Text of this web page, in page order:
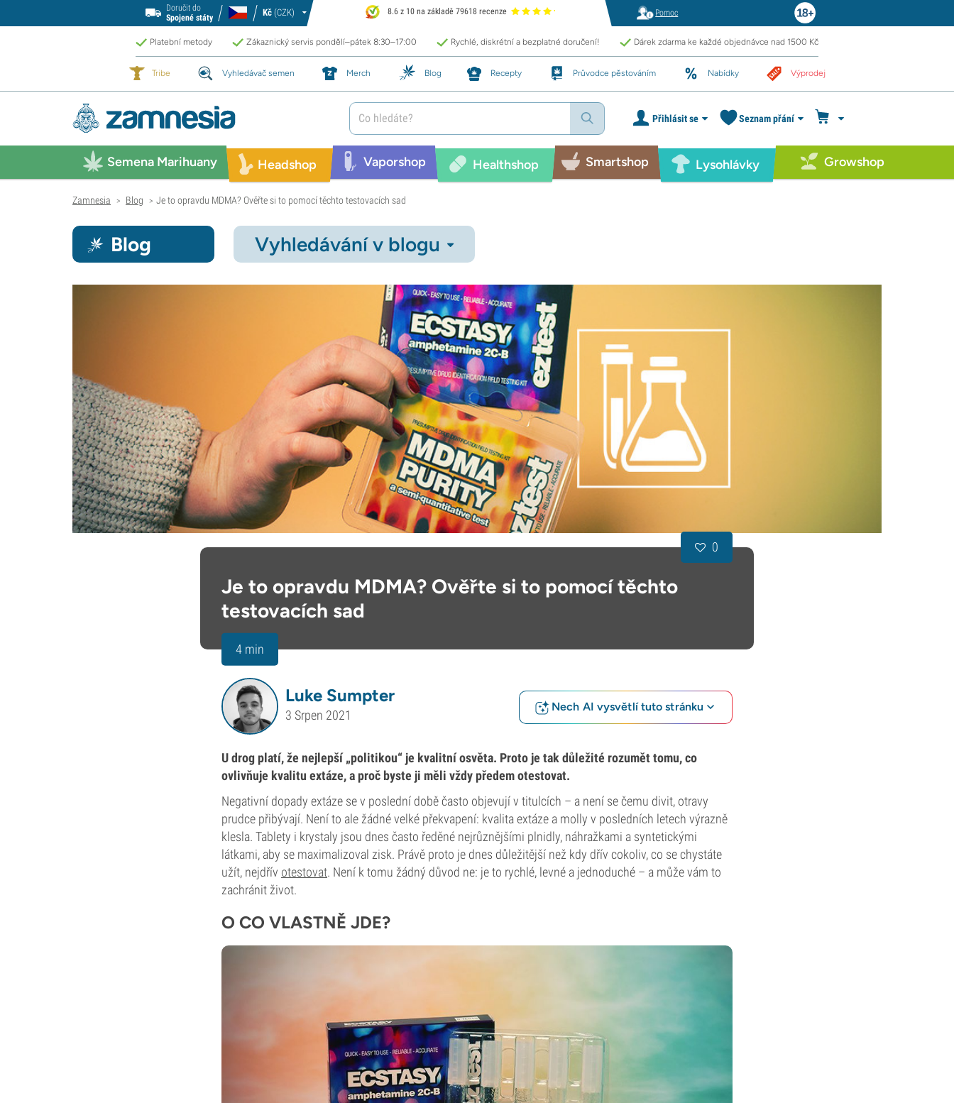
Doručit do
Spojené státy
Kč (CZK) 8.6 z 10 na základě 79618 recenze Pomoc
Platební metody Zákaznický servis pondělí–pátek 8:30–17:00 Rychlé, diskrétní a bezplatné doručení! Dárek zdarma ke každé objednávce nad 1500 Kč
Tribe Vyhledávač semen Merch Blog Recepty Průvodce pěstováním Nabídky Výprodej
Přihlásit se Seznam přání
Semena Marihuany Headshop Vaporshop Healthshop Smartshop Lysohlávky Growshop
Zamnesia > Blog > Je to opravdu MDMA? Ověřte si to pomocí těchto testovacích sad
Blog Vyhledávání v blogu
Je to opravdu MDMA? Ověřte si to pomocí těchto
testovacích sad
4 min
0
Luke Sumpter
3 Srpen 2021
Nech AI vysvětlí tuto stránku
U drog platí, že nejlepší „politikou“ je kvalitní osvěta. Proto je tak důležité rozumět tomu, co
ovlivňuje kvalitu extáze, a proč byste ji měli vždy předem otestovat.
Negativní dopady extáze se v poslední době často objevují v titulcích – a není se čemu divit, otravy
prudce přibývají. Není to ale žádné velké překvapení: kvalita extáze a molly v posledních letech výrazně
klesla. Tablety i krystaly jsou dnes často ředěné nejrůznějšími plnidly, náhražkami a syntetickými
látkami, aby se maximalizoval zisk. Právě proto je dnes důležitější než kdy dřív cokoliv, co se chystáte
užít, nejdřív otestovat. Není k tomu žádný důvod ne: je to rychlé, levné a jednoduché – a může vám to
zachránit život.
O CO VLASTNĚ JDE?